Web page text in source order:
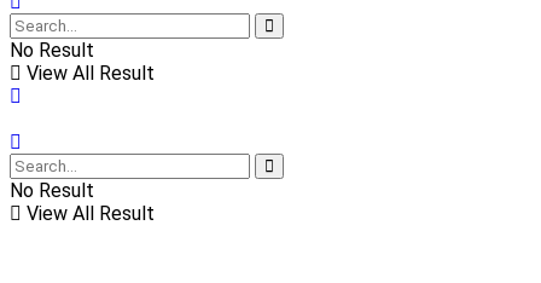
No Result
View All Result
No Result
View All Result